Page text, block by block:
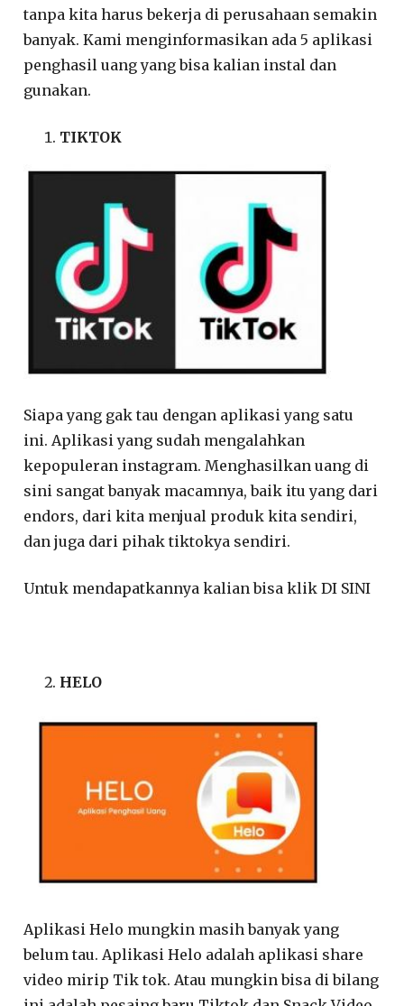
tanpa kita harus bekerja di perusahaan semakin
banyak. Kami menginformasikan ada 5 aplikasi
penghasil uang yang bisa kalian instal dan
gunakan.
TIKTOK
Siapa yang gak tau dengan aplikasi yang satu
ini. Aplikasi yang sudah mengalahkan
kepopuleran instagram. Menghasilkan uang di
sini sangat banyak macamnya, baik itu yang dari
endors, dari kita menjual produk kita sendiri,
dan juga dari pihak tiktokya sendiri.
Untuk mendapatkannya kalian bisa klik DI SINI
HELO
Aplikasi Helo mungkin masih banyak yang
belum tau. Aplikasi Helo adalah aplikasi share
video mirip Tik tok. Atau mungkin bisa di bilang